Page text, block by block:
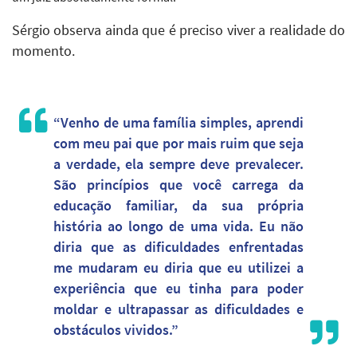
Sérgio observa ainda que é preciso viver a realidade do
momento.
“Venho de uma família simples, aprendi
com meu pai que por mais ruim que seja
a verdade, ela sempre deve prevalecer.
São princípios que você carrega da
educação familiar, da sua própria
história ao longo de uma vida. Eu não
diria que as dificuldades enfrentadas
me mudaram eu diria que eu utilizei a
experiência que eu tinha para poder
moldar e ultrapassar as dificuldades e
obstáculos vividos.”